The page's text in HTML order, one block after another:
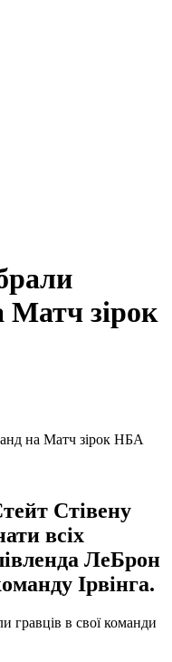
Матч зірок
Стівену
всіх
ЛеБрон
Ірвінга.
гравців в свої команди